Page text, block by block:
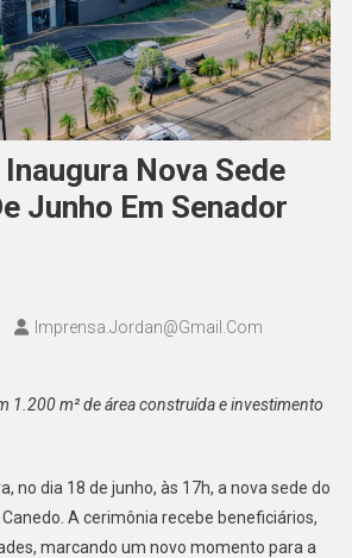
Inaugura Nova Sede
Junho Em Senador
Imprensa.jordan@gmail.com
1.200 m² de área construída e investimento
no dia 18 de junho, às 17h, a nova sede do
A cerimônia recebe beneficiários,
marcando um novo momento para a